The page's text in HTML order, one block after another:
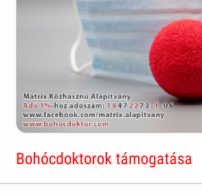
Bohócdoktorok támogatása